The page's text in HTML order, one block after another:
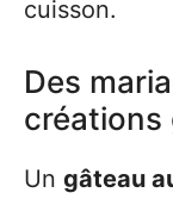
cuisson.
Des
créations
Un gâteau